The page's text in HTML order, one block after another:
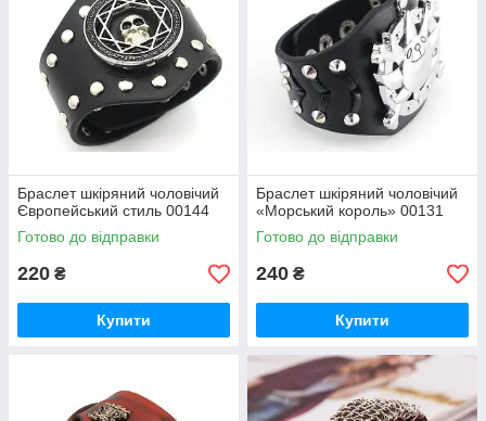
Браслет шкіряний чоловічий
Європейський стиль 00144
Готово до відправки
220 ₴
Купити
Браслет шкіряний чоловічий
«Морський король» 00131
Готово до відправки
240 ₴
Купити